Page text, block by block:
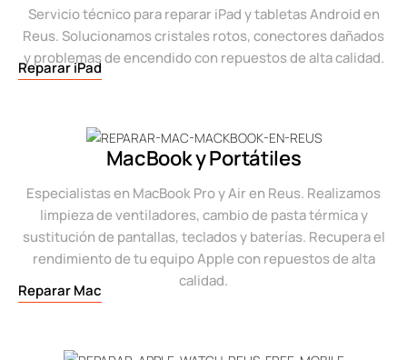
Servicio técnico para reparar iPad y tabletas Android en
Reus. Solucionamos cristales rotos, conectores dañados
y problemas de encendido con repuestos de alta calidad.
Reparar iPad
MacBook y Portátiles
Especialistas en MacBook Pro y Air en Reus. Realizamos
limpieza de ventiladores, cambio de pasta térmica y
sustitución de pantallas, teclados y baterías. Recupera el
rendimiento de tu equipo Apple con repuestos de alta
calidad.
Reparar Mac